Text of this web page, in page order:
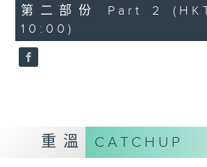
56
minutes,
9
seconds
第二部份 Part 2
10:00)
重溫 CATCHUP